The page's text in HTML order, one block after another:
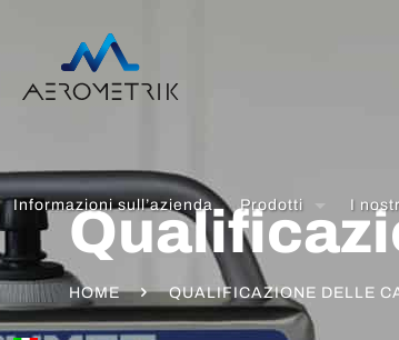
Informazioni sull’azienda Prodotti I
HOME QUALIFICAZIONE DELLE